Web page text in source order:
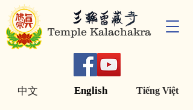
Temple Kalachakra
English Tiếng Việt
中文